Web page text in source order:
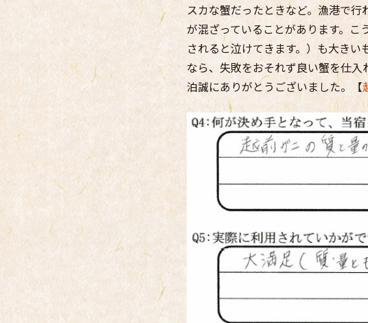
スカな蟹だったときなど。漁港で
が混ざっていることがあります。
されると泣けてきます。）も大き
なら、失敗をおそれず良い蟹を仕
泊誠にありがとうございました。【